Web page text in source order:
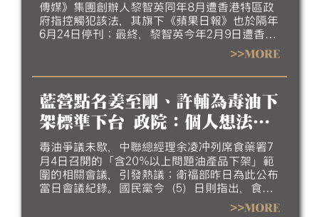
傳媒》集團創辦人黎智英同年8月遭香港特區政
府指控觸犯該法，其旗下《蘋果日報》也於隔年
6月24日停刊；最終，黎智英今年2月9日遭香港
高等法院重判20年。香港政府本月5日指出，香
港財政司長陳茂波依據《公司條例》指示審查員
終止調查《壹傳媒》事務，審查員任期也已於7
盤、其前高層人員涉也因涉國安案件遭判刑，認
為已無繼續調查必要。
>>MORE
藍營點名姜至剛、許輔為毒油下
架標準下台 政院：個人想法無
法代言
毒油爭議未歇，中聯總經理余凌冲列席食藥署7
月4日召開的「含20%以上問題油產品下架」範
圍的相關會議，引發熱議；衛福部昨日為此公布
當日會議紀錄。國民黨今（5）日則指出，食安
辦主任許輔會中替業者擔心，應被撤職；並質疑
>>MORE